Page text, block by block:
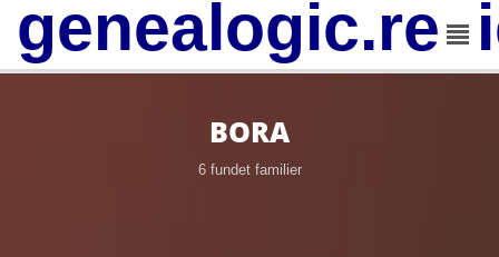
BORA
6 fundet familier